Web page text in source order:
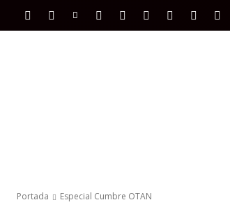
Portada Especial Cumbre OTAN